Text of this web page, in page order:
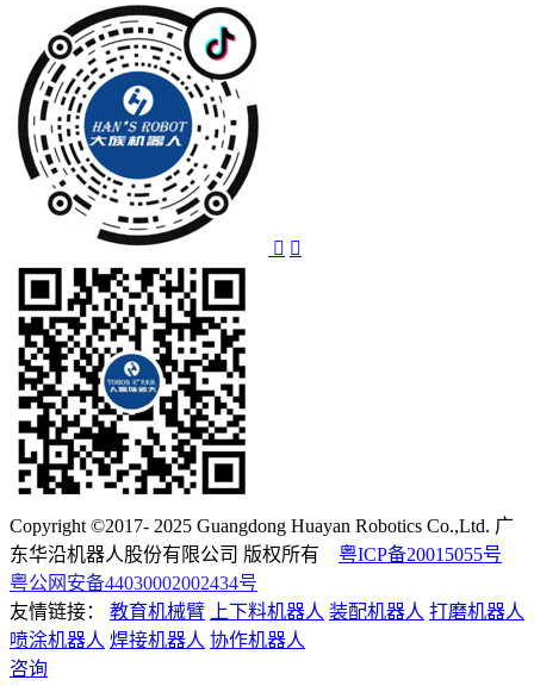
Copyright ©2017- 2025 Guangdong Huayan Robotics Co.,Ltd. 广
东华沿机器人股份有限公司 版权所有 粤ICP备20015055号
粤公网安备44030002002434号
友情链接：
教育机械臂 上下料机器人 装配机器人 打磨机器人
喷涂机器人 焊接机器人 协作机器人
咨询